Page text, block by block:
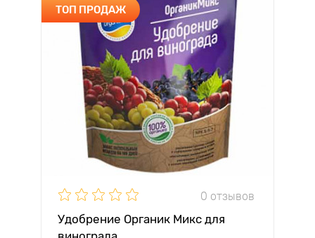
ТОП ПРОДАЖ
0 отзывов
Удобрение Органик Микс для